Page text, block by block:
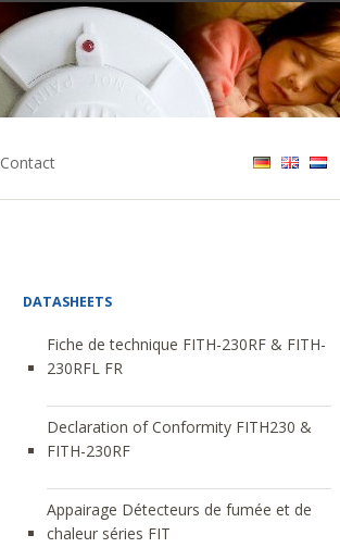
Contact
DATASHEETS
Fiche de technique FITH-230RF & FITH-
230RFL FR
Declaration of Conformity FITH230 &
FITH-230RF
Appairage Détecteurs de fumée et de
chaleur séries FIT